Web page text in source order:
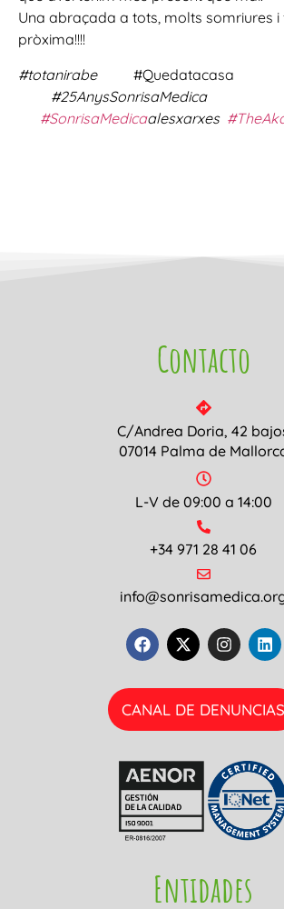
Una abraçada a tots, molts somriures i
pròxima!!!!
#totanirabe #Quedatacasa
#25AnysSonrisaMedica
#SonrisaMedicaalesxarxes
Contacto
C/Andrea Doria, 42
07014 Palma de
L-V de 09:00 a 14:00
+34 971 28 41 06
CANAL DE DENUNCIAS
Entidades